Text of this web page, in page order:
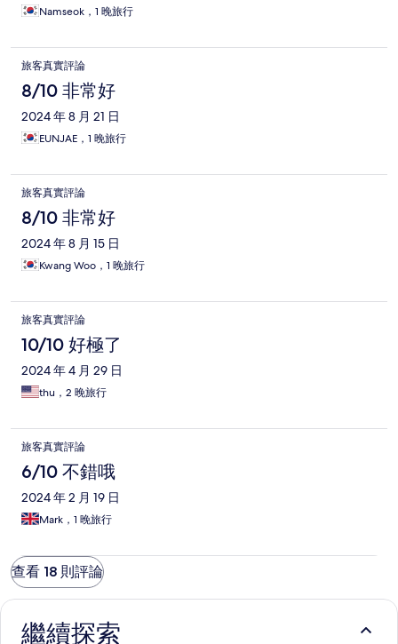
Namseok，1 晚旅行
旅客真實評論
8/10 非常好
2024 年 8 月 21 日
EUNJAE，1 晚旅行
旅客真實評論
8/10 非常好
2024 年 8 月 15 日
Kwang Woo，1 晚旅行
旅客真實評論
10/10 好極了
2024 年 4 月 29 日
thu，2 晚旅行
旅客真實評論
6/10 不錯哦
2024 年 2 月 19 日
Mark，1 晚旅行
查看 18 則評論
繼續探索